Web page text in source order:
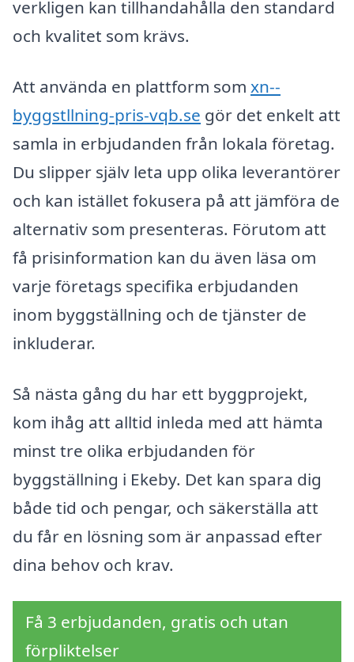
verkligen kan tillhandahålla den standard
och kvalitet som krävs.
Att använda en plattform som xn--
byggstllning-pris-vqb.se gör det enkelt att
samla in erbjudanden från lokala företag.
Du slipper själv leta upp olika leverantörer
och kan istället fokusera på att jämföra de
alternativ som presenteras. Förutom att
få prisinformation kan du även läsa om
varje företags specifika erbjudanden
inom byggställning och de tjänster de
inkluderar.
Så nästa gång du har ett byggprojekt,
kom ihåg att alltid inleda med att hämta
minst tre olika erbjudanden för
byggställning i Ekeby. Det kan spara dig
både tid och pengar, och säkerställa att
du får en lösning som är anpassad efter
dina behov och krav.
Få 3 erbjudanden, gratis och utan
förpliktelser